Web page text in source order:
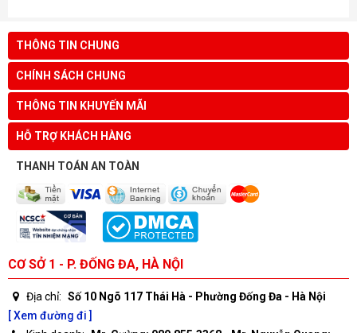
THÔNG TIN CHUNG
CHÍNH SÁCH CHUNG
THÔNG TIN KHUYẾN MÃI
HỖ TRỢ KHÁCH HÀNG
THANH TOÁN AN TOÀN
CƠ SỞ 1 - P. ĐỐNG ĐA, HÀ NỘI
Địa chỉ: Số 10 Ngõ 117 Thái Hà - Phường Đống Đa - Hà Nội
[ Xem đường đi ]